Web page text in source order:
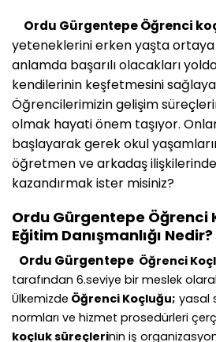
Ordu GürgentepeÖğrenci
yeteneklerini erken yaşta ortaya
anlamda başarılı olacakları yolda
kendilerinin keşfetmesini
Öğrencilerimizin gelişim
olmak hayati önem taşıyor.
başlayarak gerek okul
öğretmen ve arkadaş ilişkilerinde
kazandırmak ister misiniz?
Ordu Gürgentepe Öğrenci
Eğitim Danışmanlığı Nedir?
Ordu Gürgentepe Öğrenci
tarafından 6.seviye bir meslek
Ülkemizde Öğrenci Koçluğu; yasal
normları ve hizmet prosedürleri
koçluk süreçlerinin iş